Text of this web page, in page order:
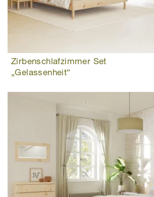
Zirbenschlafzimmer Set
„Gelassenheit“